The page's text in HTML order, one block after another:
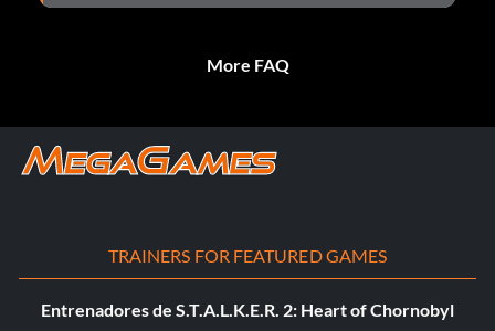
More FAQ
TRAINERS FOR FEATURED GAMES
Entrenadores de S.T.A.L.K.E.R. 2: Heart of Chornobyl